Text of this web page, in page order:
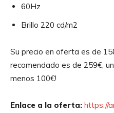
60Hz
Brillo 220 cd/m2
Su precio en oferta es de
recomendado es de 259€,
menos 100€!
Enlace a la oferta: https://